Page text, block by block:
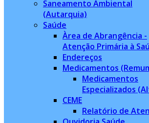
Saneamento Ambiental
(Autarquia)
Saúde
Àrea de Abrangência -
Atenção Primária à
Endereços
Medicamentos
Medicamentos
Especializados
CEME
Relatório de